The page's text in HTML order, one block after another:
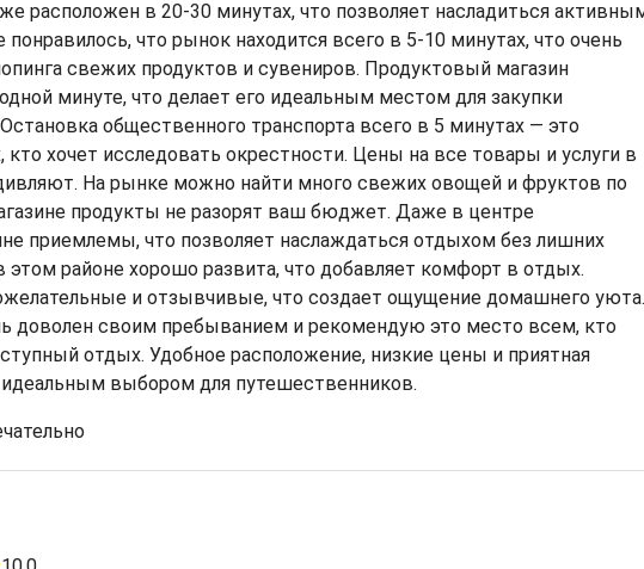
расположен в 20-30 минутах, что позволяет насладиться
что рынок находится всего в 5-10 минутах, что очень
свежих продуктов и сувениров. Продуктовый магазин
минуте, что делает его идеальным местом для закупки
общественного транспорта всего в 5 минутах — это
хочет исследовать окрестности. Цены на все товары и услуги в
На рынке можно найти много свежих овощей и фруктов по
продукты не разорят ваш бюджет. Даже в центре
приемлемы, что позволяет наслаждаться отдыхом без лишних
этом районе хорошо развита, что добавляет комфорт в отдых.
и отзывчивые, что создает ощущение домашнего уюта.
доволен своим пребыванием и рекомендую это место всем, кто
отдых. Удобное расположение, низкие цены и приятная
выбором для путешественников.